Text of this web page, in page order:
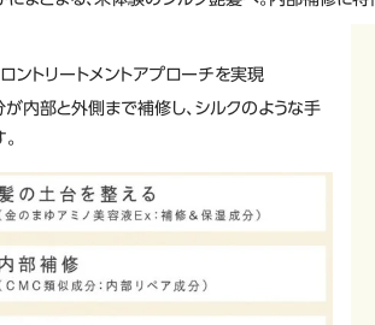
ントリートメントアプローチを実現
内部と外側まで補修し、シルクのような手